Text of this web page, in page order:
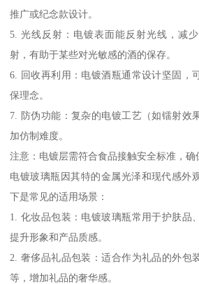
推广或纪念款设计。
5. 光线反射：电镀表面能反射光线，减
射，有助于某些对光敏感的酒的保存。
6. 回收再利用：电镀酒瓶通常设计坚固，
保理念。
7. 防伪功能：复杂的电镀工艺（如镭射效
加仿制难度。
注意：电镀层需符合食品接触安全标准，确
电镀玻璃瓶因其特的金属光泽和现代感外
下是常见的适用场景：
1. 化妆品包装：电镀玻璃瓶常用于护肤品
提升形象和产品质感。
2. 奢侈品礼品包装：适合作为礼品的外包
等，增加礼品的奢华感。